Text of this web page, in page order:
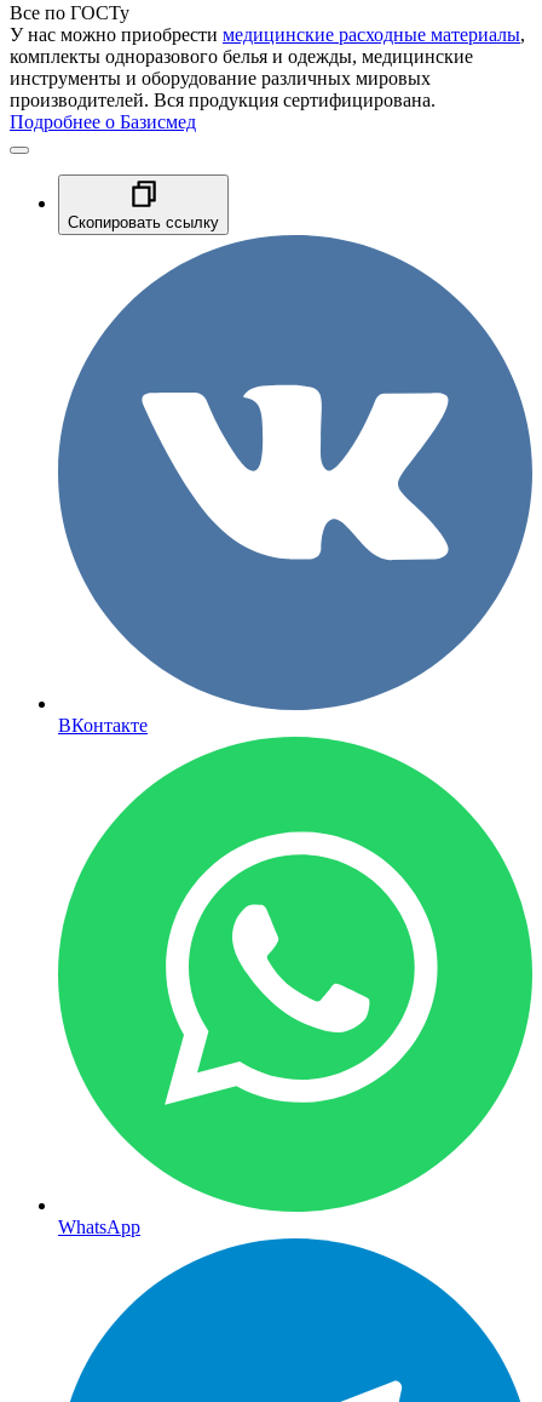
Все по ГОСТу
У нас можно приобрести медицинские расходные материалы,
комплекты одноразового белья и одежды, медицинские
инструменты и оборудование различных мировых
производителей. Вся продукция сертифицирована.
Подробнее о Базисмед
Скопировать ссылку
ВКонтакте
WhatsApp